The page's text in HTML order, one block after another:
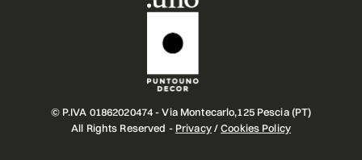
© P.IVA 01862020474 - Via Montecarlo,125 Pescia (PT)
All Rights Reserved - Privacy/Cookies Policy